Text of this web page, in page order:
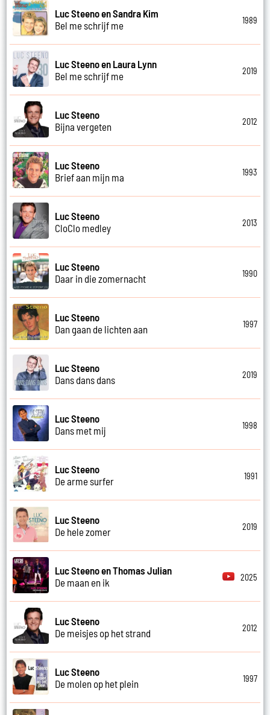
Luc Steeno en Sandra Kim
Bel me schrijf me
1989
Luc Steeno en Laura Lynn
Bel me schrijf me
2019
Luc Steeno
Bijna vergeten
2012
Luc Steeno
Brief aan mijn ma
1993
Luc Steeno
CloClo medley
2013
Luc Steeno
Daar in die zomernacht
1990
Luc Steeno
Dan gaan de lichten aan
1997
Luc Steeno
Dans dans dans
2019
Luc Steeno
Dans met mij
1998
Luc Steeno
De arme surfer
1991
Luc Steeno
De hele zomer
2019
Luc Steeno en Thomas Julian
De maan en ik
2025
Luc Steeno
De meisjes op het strand
2012
Luc Steeno
De molen op het plein
1997